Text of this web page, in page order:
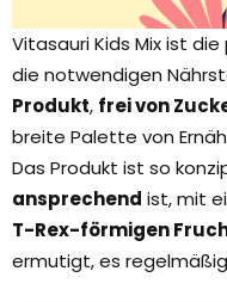
Vitasauri Kids Mix ist
die notwendigen
Produkt, frei von
breite Palette von
Das Produkt ist so
ansprechend ist, mit
T-Rex-förmigen
ermutigt, es